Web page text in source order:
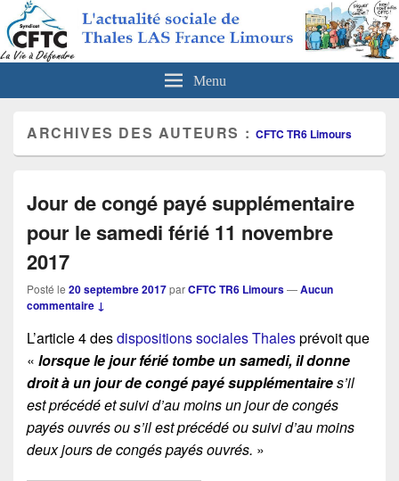
CFTC Thales LAS France Limours
Actualités sociales de Thales LAS France Limours
Menu
ARCHIVES DES AUTEURS : CFTC TR6 Limours
Jour de congé payé supplémentaire
pour le samedi férié 11 novembre
2017
Posté le 20 septembre 2017parCFTC TR6 Limours—Aucun
commentaire ↓
L’article 4 desdispositions sociales Thalesprévoit que
« lorsque le jour férié tombe un samedi, il donne
droit à un jour de congé payé supplémentaires’il
est précédé et suivi d’au moins un jour de congés
payés ouvrés ou s’il est précédé ou suivi d’au moins
deux jours de congés payés ouvrés. »